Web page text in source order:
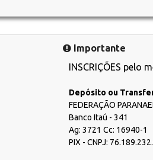
Importante
INSCRIÇÕES pelo
Depósito ou
FEDERAÇÃO
Banco Itaú - 341
Ag: 3721 Cc: 16940-1
PIX - CNPJ: